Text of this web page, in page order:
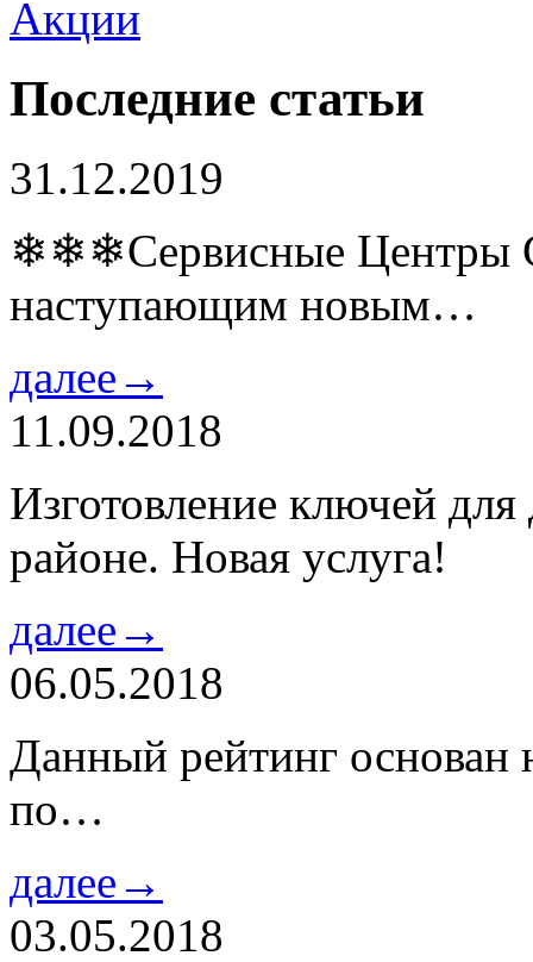
Последние статьи
31.12.2019
❄❄❄Сервисные Центры
наступающим новым…
далее→
11.09.2018
Изготовление ключей
районе. Новая услуга!
далее→
06.05.2018
Данный рейтинг основан
по…
далее→
03.05.2018